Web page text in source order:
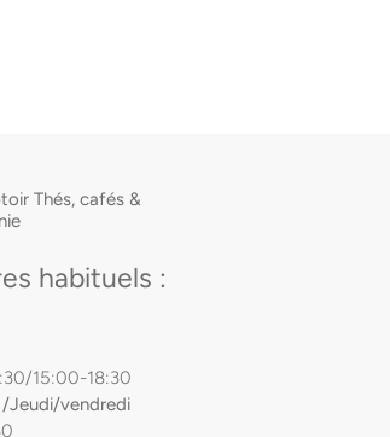
Thés, cafés &
habituels :
15:00-18:30
Jeudi/vendredi